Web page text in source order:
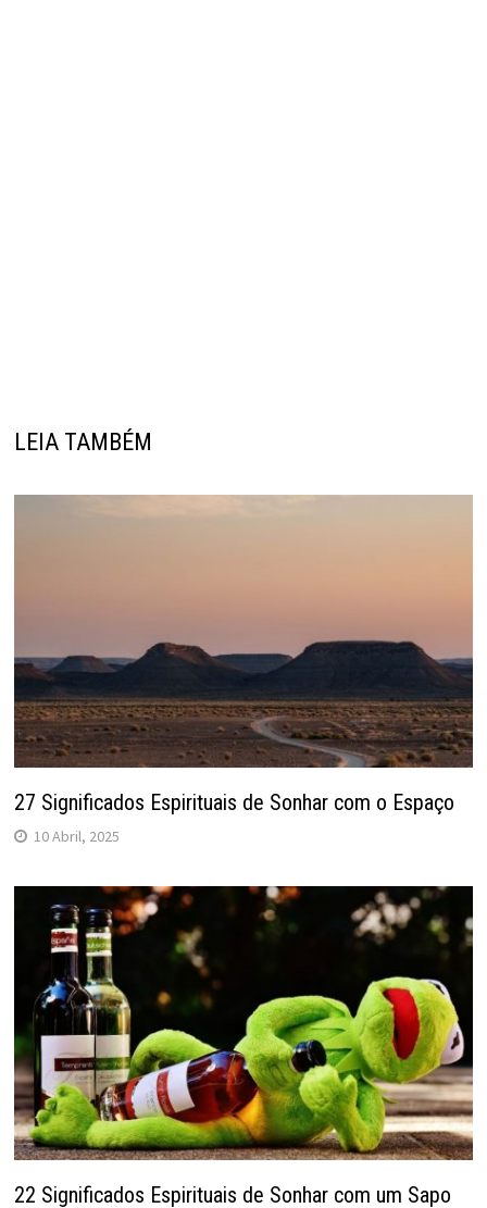
LEIA TAMBÉM
27 Significados Espirituais de Sonhar com o Espaço
10 Abril, 2025
22 Significados Espirituais de Sonhar com um Sapo